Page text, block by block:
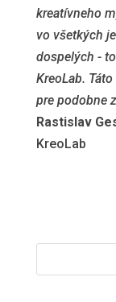
kreatívneho
vo všetkých
dospelých -
KreoLab.
pre podobne
Rastislav
KreoLab